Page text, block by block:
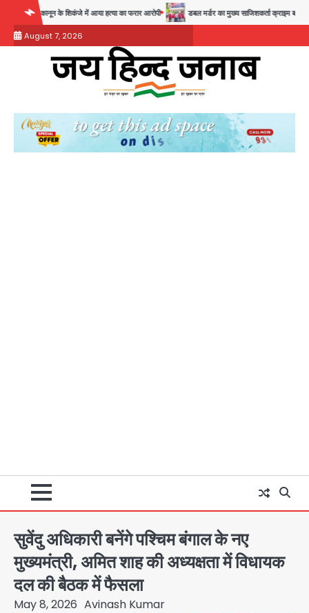
content
के शिकंजे में आया हत्या का फरार आरोपी डबल मर्डर का मुख्य साजिशकर्ता क्राइम ब्रांच के हत्थे
August 7, 2026
सुवेंदु अधिकारी बनेंगे पश्चिम बंगाल के नए
मुख्यमंत्री, अमित शाह की अध्यक्षता में विधायक
दल की बैठक में फैसला
May 8, 2026 Avinash Kumar